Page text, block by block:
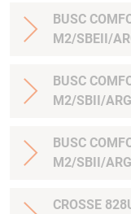
BUSC
M2/SBEII/
BUSC
M2/SBII/
BUSC
M2/SBII/
CROSSE